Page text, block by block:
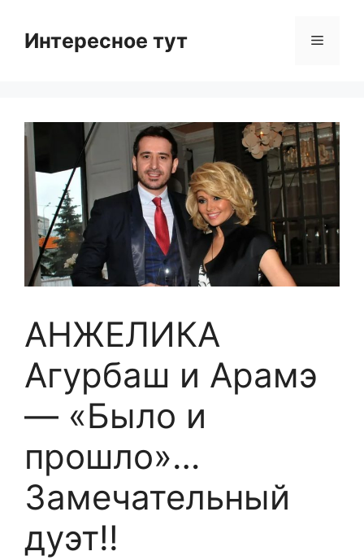
contentИнтересное тут Menu
АНЖЕЛИКА
Агурбаш и Арамэ
— «Было и
прошло»…
Замечательный
дуэт!!